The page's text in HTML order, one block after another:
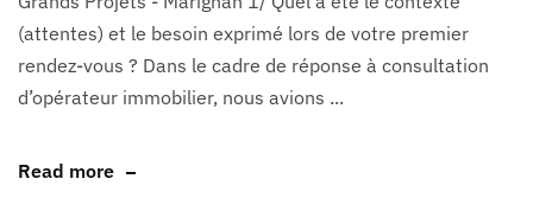
(attentes) et le besoin exprimé lors de votre premier
rendez-vous ? Dans le cadre de réponse à consultation
d’opérateur immobilier, nous avions ...
Read more